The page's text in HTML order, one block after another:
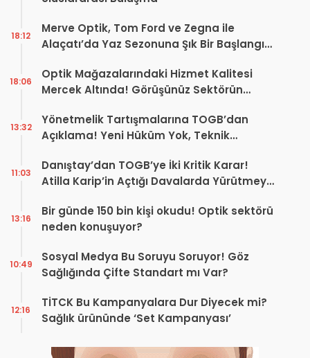
Merve Optik, Tom Ford ve Zegna ile
Alaçatı’da Yaz Sezonuna Şık Bir Başlangıç ​​
18:12
Optik Mağazalarındaki Hizmet Kalitesi
Mercek Altında! Görüşünüz Sektörün
18:06
Yönetmelik Tartışmalarına TOGB’dan
Açıklama! Yeni Hüküm Yok, Teknik
13:32
Danıştay’dan TOGB’ye İki Kritik Karar!
Atilla Karip’in Açtığı Davalarda Yürütmeyi
11:03
Bir günde 150 bin kişi okudu! Optik sektörü
neden konuşuyor?
13:16
Sosyal Medya Bu Soruyu Soruyor! Göz
Sağlığında Çifte Standart mı Var?
10:49
TİTCK Bu Kampanyalara Dur Diyecek mi?
Sağlık ürününde ‘Set Kampanyası’
12:16